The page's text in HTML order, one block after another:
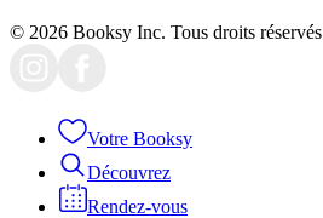
© 2026 Booksy Inc. Tous droits réservés
Votre Booksy
Découvrez
Rendez-vous